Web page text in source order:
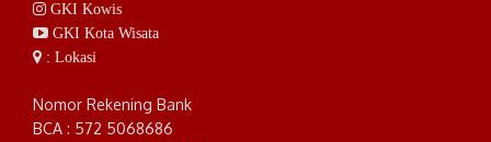
GKI Kowis
GKI Kota Wisata
: Lokasi
Nomor Rekening Bank
BCA : 572 5068686